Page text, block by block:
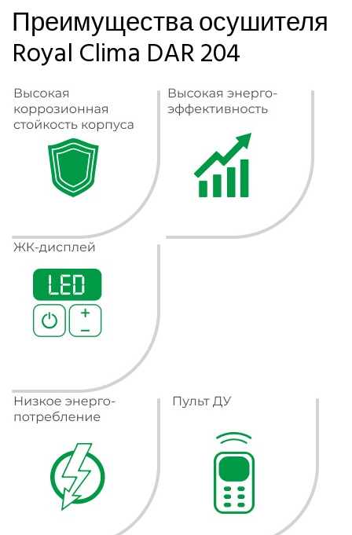
Преимущества осушителя
Royal Clima DAR 204